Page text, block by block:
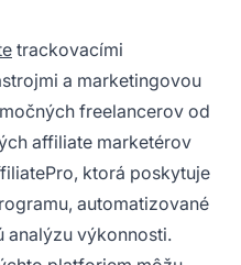
trackovacími
a marketingovou
freelancerov od
affiliate marketérov
ktorá poskytuje
automatizované
analýzu výkonnosti.